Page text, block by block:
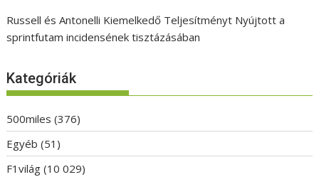
Russell és Antonelli Kiemelkedő Teljesítményt Nyújtott a
sprintfutam incidensének tisztázásában
Kategóriák
500miles (376)
Egyéb (51)
F1világ (10 029)